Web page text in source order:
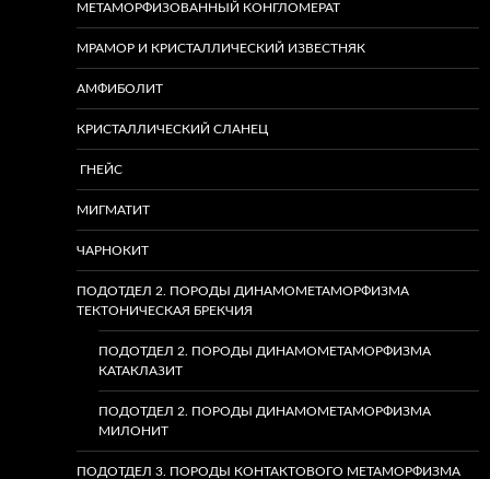
МЕТАМОРФИЗОВАННЫЙ КОНГЛОМЕРАТ
МРАМОР И КРИСТАЛЛИЧЕСКИЙ ИЗВЕСТНЯК
АМФИБОЛИТ
КРИСТАЛЛИЧЕСКИЙ СЛАНЕЦ
ГНЕЙС
МИГМАТИТ
ЧАРНОКИТ
ПОДОТДЕЛ 2. ПОРОДЫ ДИНАМОМЕТАМОРФИЗМА
ТЕКТОНИЧЕСКАЯ БРЕКЧИЯ
ПОДОТДЕЛ 2. ПОРОДЫ ДИНАМОМЕТАМОРФИЗМА
КАТАКЛАЗИТ
ПОДОТДЕЛ 2. ПОРОДЫ ДИНАМОМЕТАМОРФИЗМА
МИЛОНИТ
ПОДОТДЕЛ 3. ПОРОДЫ КОНТАКТОВОГО МЕТАМОРФИЗМА